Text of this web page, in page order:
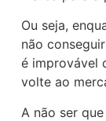
Ou seja,
não
é improvável
volte ao
A não ser